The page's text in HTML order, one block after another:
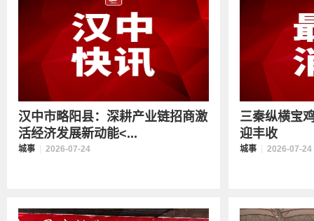
汉中市略阳县：深耕产业链招商激
活经济发展新动能<...
城事 2026-07-24
三秦纵横宝
迎丰收
城事 2026-07-24